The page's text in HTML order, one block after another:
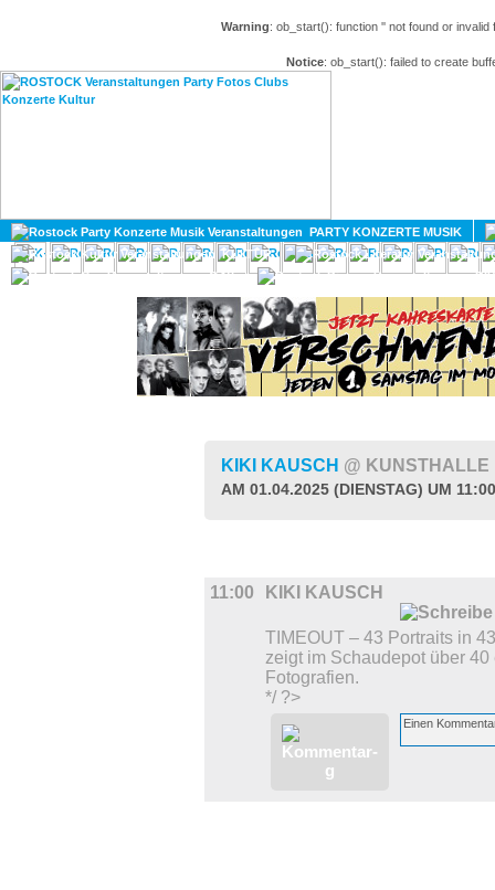
Warning: ob_start(): function '' not found or
Notice: ob_start(): failed to create
PARTY KONZERTE MUSIK
KULTUR
GAY
KIKI KAUSCH @ KUNSTHALLE
AM 01.04.2025 (DIENSTAG) UM
11:00 KIKI KAUSCH
TIMEOUT – 43 Portraits in
zeigt im Schaudepot über
Fotografien.
*/ ?>